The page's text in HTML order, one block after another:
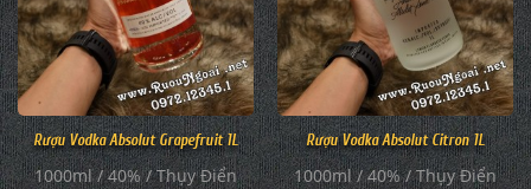
Rượu Vodka Absolut Grapefruit 1L
1000ml / 40% / Thụy Điển
Rượu Vodka Absolut Citron 1L
1000ml / 40% / Thụy Điển